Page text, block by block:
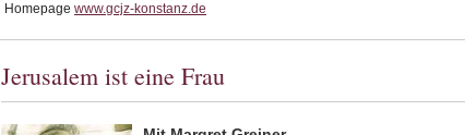
Homepage www.gcjz-konstanz.de
Jerusalem ist eine Frau